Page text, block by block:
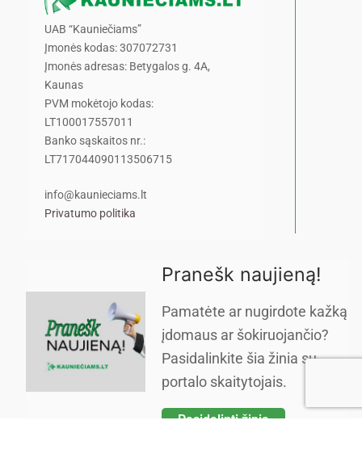
UAB “Kauniečiams”
Įmonės kodas: 307072731
Įmonės adresas: Betygalos g. 4A,
Kaunas
PVM mokėtojo kodas:
LT100017557011
Banko sąskaitos nr.:
LT717044090113506715
info@kaunieciams.lt
Privatumo politika
Pranešk naujieną!
Pamatėte ar nugirdote kažką
įdomaus ar šokiruojančio?
Pasidalinkite šia žinia su
portalo skaitytojais.
Pasidalinti žinia